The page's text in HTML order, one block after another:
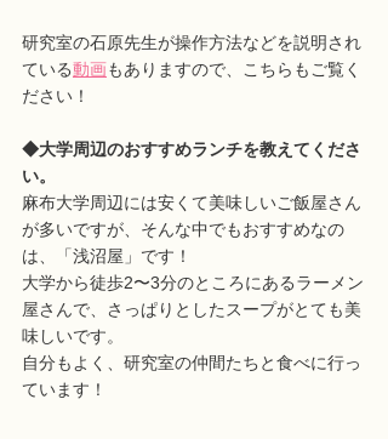
研究室の石原先生が操作方法などを説明され
ている動画もありますので、こちらもご覧く
ださい！
◆大学周辺のおすすめランチを教えてくださ
い。
麻布大学周辺には安くて美味しいご飯屋さん
が多いですが、そんな中でもおすすめなの
は、「浅沼屋」です！
大学から徒歩2〜3分のところにあるラーメン
屋さんで、さっぱりとしたスープがとても美
味しいです。
自分もよく、研究室の仲間たちと食べに行っ
ています！